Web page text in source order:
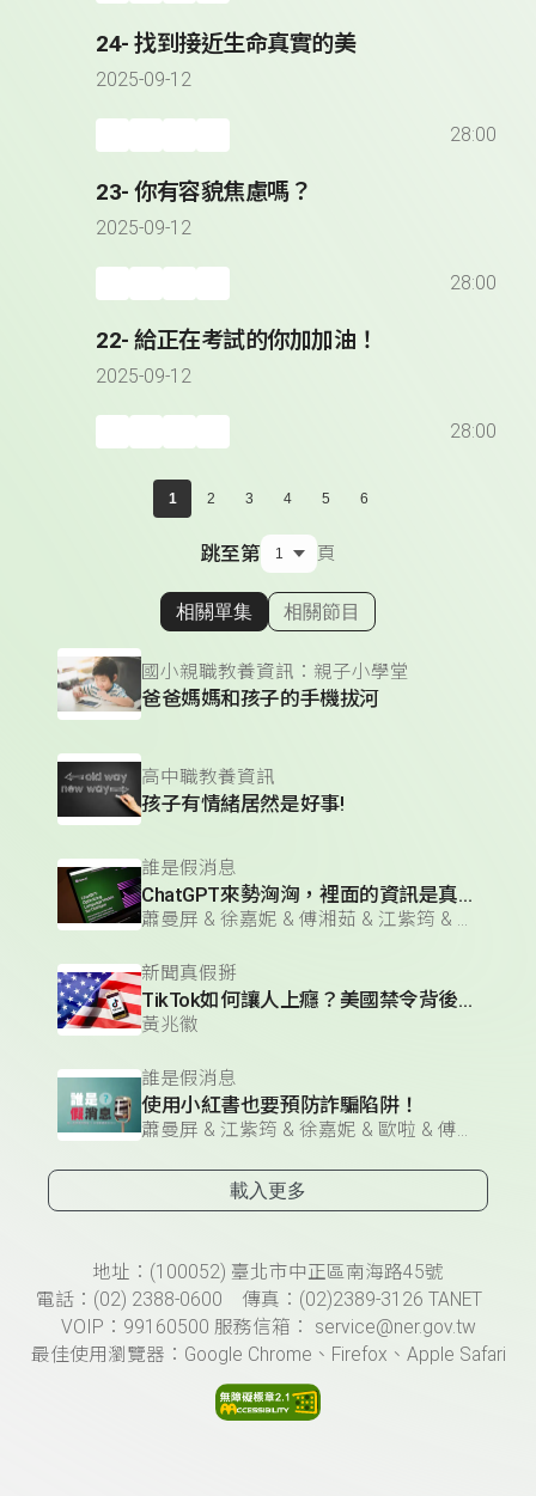
24- 找到接近生命真實的美
2025-09-12
28:00
23- 你有容貌焦慮嗎？
2025-09-12
28:00
22- 給正在考試的你加加油！
2025-09-12
28:00
1 2 3 4 5 6
跳至第 頁
顯示相關單集
相關單集 相關節目
國小親職教養資訊：親子小學堂
爸爸媽媽和孩子的手機拔河
高中職教養資訊
孩子有情緒居然是好事!
誰是假消息
ChatGPT來勢洶洶，裡面的資訊是真是假？
蕭曼屏 & 徐嘉妮 & 傅湘茹 & 江紫筠 & 歐啦
新聞真假掰
TikTok如何讓人上癮？美國禁令背後的商業戰爭？
黃兆徽
誰是假消息
使用小紅書也要預防詐騙陷阱！
蕭曼屏 & 江紫筠 & 徐嘉妮 & 歐啦 & 傅湘茹
載入更多
頁尾資訊地址：(100052) 臺北市中正區南海路45號
電話：(02) 2388-0600 傳真：(02)2389-3126 TANET
VOIP：99160500 服務信箱： service@ner.gov.tw
最佳使用瀏覽器：Google Chrome、Firefox、Apple Safari